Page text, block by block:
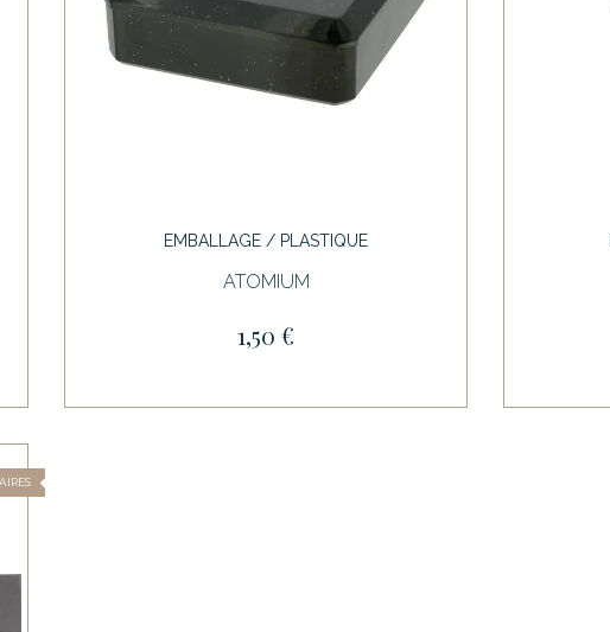
EMBALLAGE / PLASTIQUE
ATOMIUM
1,50 €